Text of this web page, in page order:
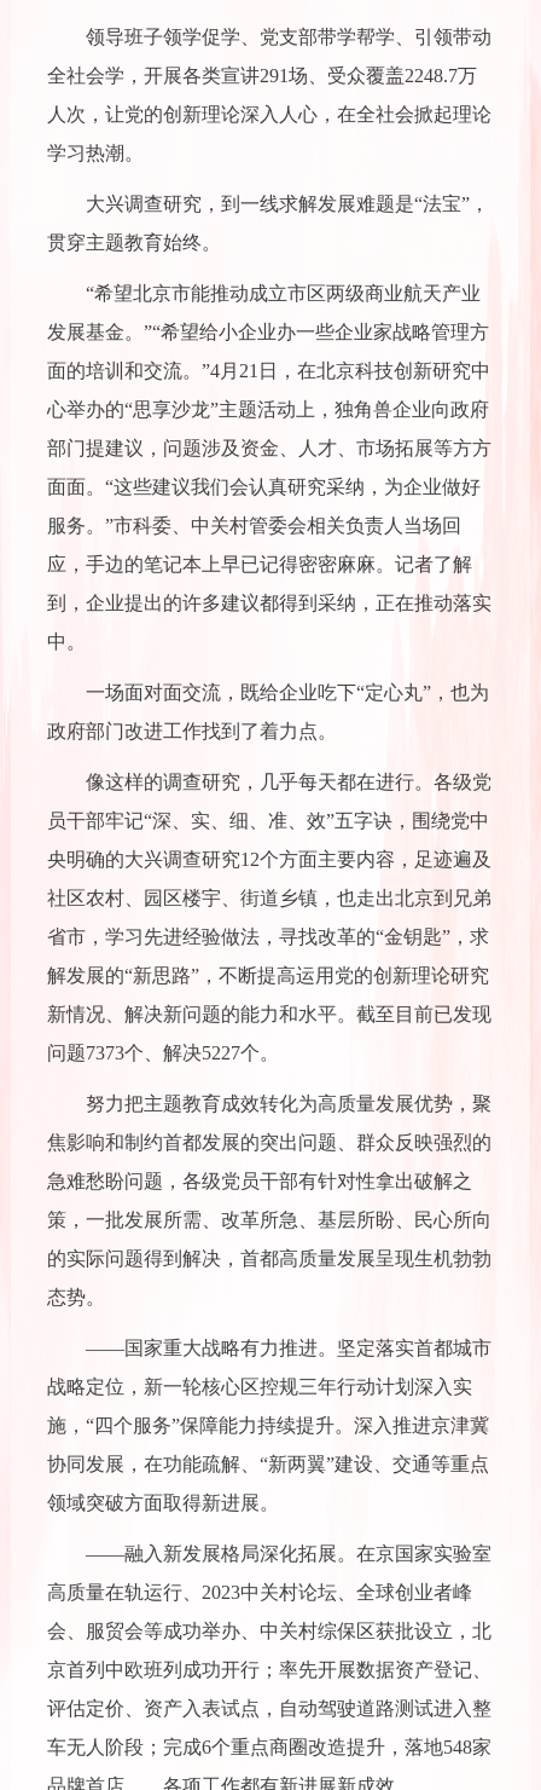
领导班子领学促学、党支部带学帮学、引领带动
全社会学，开展各类宣讲291场、受众覆盖2248.7万
人次，让党的创新理论深入人心，在全社会掀起理论
学习热潮。
大兴调查研究，到一线求解发展难题是“法宝”，
贯穿主题教育始终。
“希望北京市能推动成立市区两级商业航天产业
发展基金。”“希望给小企业办一些企业家战略管理方
面的培训和交流。”4月21日，在北京科技创新研究中
心举办的“思享沙龙”主题活动上，独角兽企业向政府
部门提建议，问题涉及资金、人才、市场拓展等方方
面面。“这些建议我们会认真研究采纳，为企业做好
服务。”市科委、中关村管委会相关负责人当场回
应，手边的笔记本上早已记得密密麻麻。记者了解
到，企业提出的许多建议都得到采纳，正在推动落实
中。
一场面对面交流，既给企业吃下“定心丸”，也为
政府部门改进工作找到了着力点。
像这样的调查研究，几乎每天都在进行。各级党
员干部牢记“深、实、细、准、效”五字诀，围绕党中
央明确的大兴调查研究12个方面主要内容，足迹遍及
社区农村、园区楼宇、街道乡镇，也走出北京到兄弟
省市，学习先进经验做法，寻找改革的“金钥匙”，求
解发展的“新思路”，不断提高运用党的创新理论研究
新情况、解决新问题的能力和水平。截至目前已发现
问题7373个、解决5227个。
努力把主题教育成效转化为高质量发展优势，聚
焦影响和制约首都发展的突出问题、群众反映强烈的
急难愁盼问题，各级党员干部有针对性拿出破解之
策，一批发展所需、改革所急、基层所盼、民心所向
的实际问题得到解决，首都高质量发展呈现生机勃勃
态势。
——国家重大战略有力推进。坚定落实首都城市
战略定位，新一轮核心区控规三年行动计划深入实
施，“四个服务”保障能力持续提升。深入推进京津冀
协同发展，在功能疏解、“新两翼”建设、交通等重点
领域突破方面取得新进展。
——融入新发展格局深化拓展。在京国家实验室
高质量在轨运行、2023中关村论坛、全球创业者峰
会、服贸会等成功举办、中关村综保区获批设立，北
京首列中欧班列成功开行；率先开展数据资产登记、
评估定价、资产入表试点，自动驾驶道路测试进入整
车无人阶段；完成6个重点商圈改造提升，落地548家
品牌首店……各项工作都有新进展新成效。